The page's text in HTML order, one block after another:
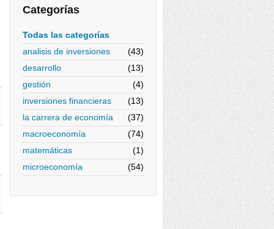
Categorías
Todas las categorías
analisis de inversiones
(43)
desarrollo
(13)
gestión
(4)
inversiones financieras
(13)
la carrera de economía
(37)
macroeconomía
(74)
matemáticas
(1)
microeconomía
(54)